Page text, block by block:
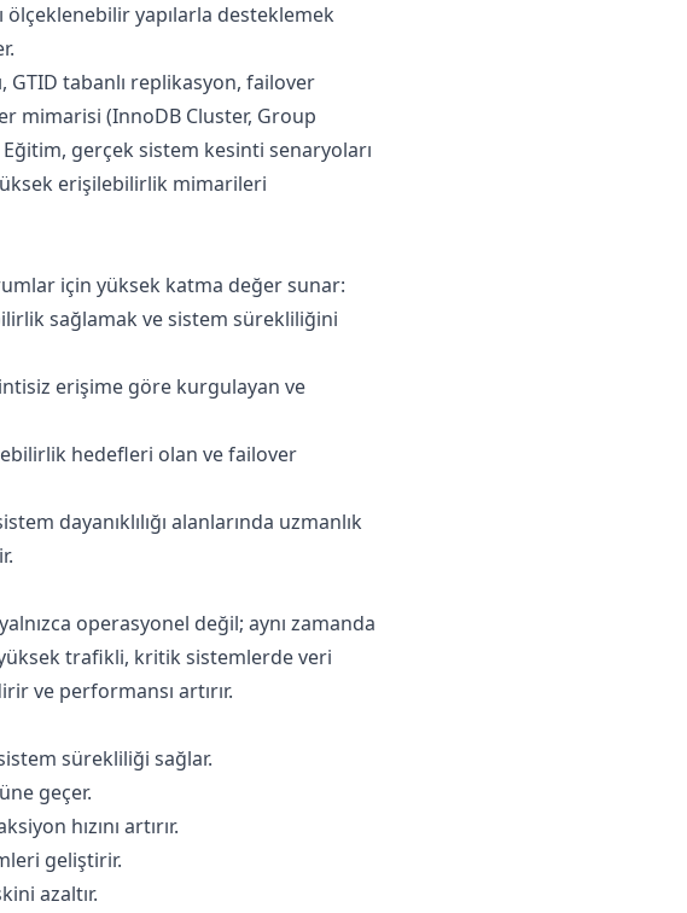
yapılarla desteklemek
GTID tabanlı replikasyon, failover
mimarisi (InnoDB Cluster, Group
gerçek sistem kesinti senaryoları
erişilebilirlik mimarileri
için yüksek katma değer sunar:
sağlamak ve sistem sürekliliğini
erişime göre kurgulayan ve
hedefleri olan ve failover
dayanıklılığı alanlarında uzmanlık
operasyonel değil; aynı zamanda
trafikli, kritik sistemlerde veri
ve performansı artırır.
sürekliliği sağlar.
geçer.
hızını artırır.
geliştirir.
azaltır.